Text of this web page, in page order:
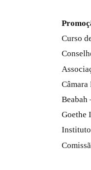
Curso
Beabah
Goethe